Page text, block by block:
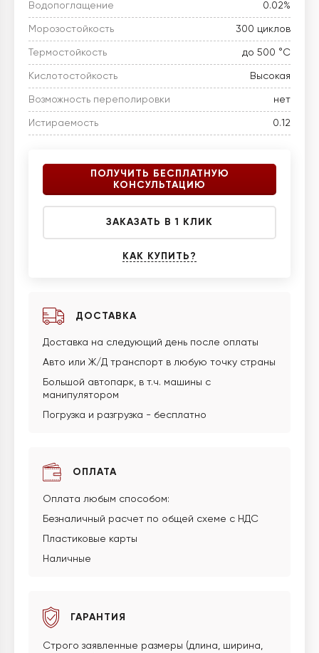
Водопоглащение 0.02%
Морозостойкость 300 циклов
Термостойкость до 500 °C
Кислотостойкость Высокая
Возможность переполировки нет
Истираемость 0.12
ПОЛУЧИТЬ БЕСПЛАТНУЮ
КОНСУЛЬТАЦИЮ
ЗАКАЗАТЬ В 1 КЛИК
КАК КУПИТЬ?
ДОСТАВКА
Доставка на следующий день после оплаты
Авто или Ж/Д транспорт в любую точку страны
Большой автопарк, в т.ч. машины с
манипулятором
Погрузка и разгрузка - бесплатно
ОПЛАТА
Оплата любым способом:
Безналичный расчет по общей схеме с НДС
Пластиковые карты
Наличные
ГАРАНТИЯ
Строго заявленные размеры (длина, ширина,